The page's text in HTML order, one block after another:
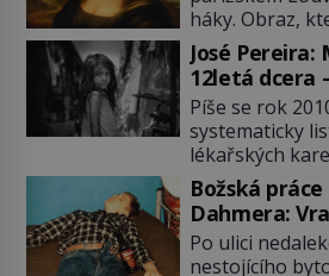
drogový
odstranit z
zatímco […]
háky. Obraz,
svět, je pryč.
nemyslí, že jde
Zaměstnanci
Mona Lisa je
dílně nebo u
ukáže pravda,
největších
José
12letá dcera
vědí!
Píše se rok
systematicky
lékařských
ležící asi 20
podivínským
nesedí.
mladá dívka z
Božská
Dahmera:
tratolišti krve
umývárnách
Po ulici
nestojícího